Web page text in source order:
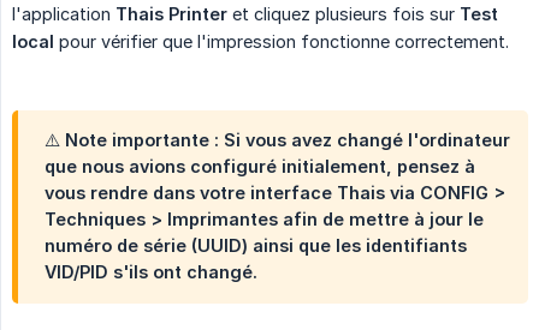
l'application Thais Printer et cliquez plusieurs fois sur Test
local pour vérifier que l'impression fonctionne correctement.
⚠️ Note importante : Si vous avez changé l'ordinateur
que nous avions configuré initialement, pensez à
vous rendre dans votre interface Thais via CONFIG >
Techniques > Imprimantes afin de mettre à jour le
numéro de série (UUID) ainsi que les identifiants
VID/PID s'ils ont changé.